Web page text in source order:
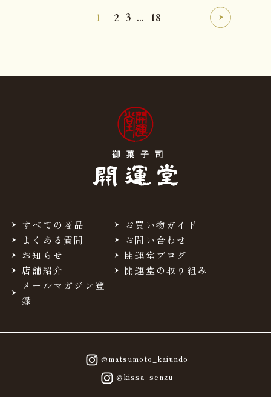
1 2 3 ... 18
すべての商品
お買い物ガイド
よくある質問
お問い合わせ
お知らせ
開運堂ブログ
店舗紹介
開運堂の取り組み
メールマガジン登
録
@matsumoto_kaiundo
@kissa_senzu